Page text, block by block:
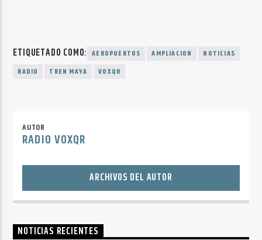
ETIQUETADO COMO: AEROPUERTOS AMPLIACION
NOTICIAS
RADIO
TREN MAYA VOXQR
AUTOR
RADIO VOXQR
ARCHIVOS DEL AUTOR
NOTICIAS RECIENTES